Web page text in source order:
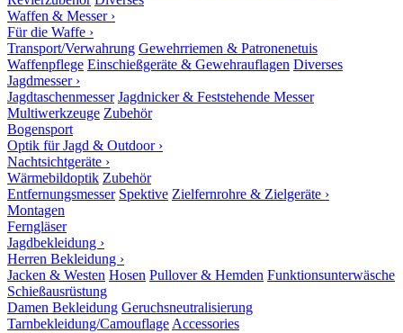
Waffen & Messer ›
Für die Waffe ›
Transport/Verwahrung Gewehrriemen & Patronenetuis
Waffenpflege Einschießgeräte & Gewehrauflagen Diverses
Jagdmesser ›
Jagdtaschenmesser Jagdnicker & Feststehende Messer
Multiwerkzeuge Zubehör
Bogensport
Optik für Jagd & Outdoor ›
Nachtsichtgeräte ›
Wärmebildoptik Zubehör
Entfernungsmesser Spektive Zielfernrohre & Zielgeräte ›
Montagen
Ferngläser
Jagdbekleidung ›
Herren Bekleidung ›
Jacken & Westen Hosen Pullover & Hemden Funktionsunterwäsche
Schießausrüstung
Damen Bekleidung Geruchsneutralisierung
Tarnbekleidung/Camouflage Accessories